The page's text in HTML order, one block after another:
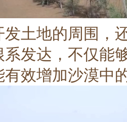
发土地的周围，
系发达，不仅能
有效增加沙漠中